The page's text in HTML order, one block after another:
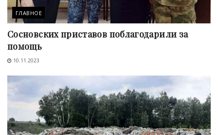
ГЛАВНОЕ
Сосновских приставов поблагодарили за
помощь
10.11.2023